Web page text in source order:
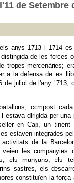
de Setembre
anys 1713 i 1714 es
de les forces
tropes mercenàries;
a la defensa de les
de juliol de l'any 1713,
compost
estava dirigida per una
en Cap, un tinent
estaven integrades
de la
les companyies
els manyans, els
sastres, els
constituïen la força